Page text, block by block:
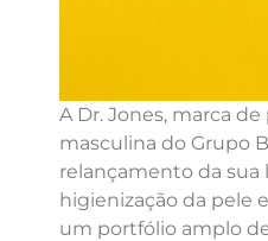
A Dr. Jones, marca
masculina do Grupo
relançamento da sua
higienização da pele
um portfólio amplo